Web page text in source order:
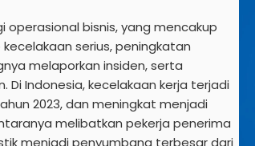
operasional bisnis, yang mencakup
serius, peningkatan
melaporkan insiden, serta
Di Indonesia, kecelakaan kerja terjadi
2023, dan meningkat menjadi
melibatkan pekerja penerima
menjadi penyumbang terbesar dari